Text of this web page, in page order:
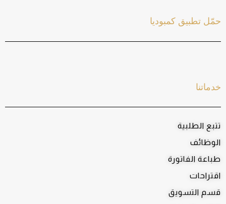
خدماتنا
تتبع الطلبية
الوظائف
طباعة الفاتورة
اقتراحات
قسم التسويق
حمّل تطبيق كمبوديا